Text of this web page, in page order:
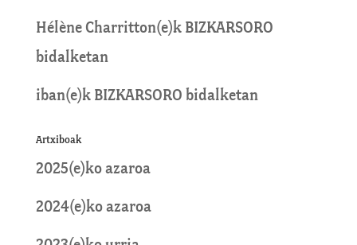
Hélène Charritton(e)k BIZKARSORO
bidalketan
iban(e)k BIZKARSORO bidalketan
Artxiboak
2025(e)ko azaroa
2024(e)ko azaroa